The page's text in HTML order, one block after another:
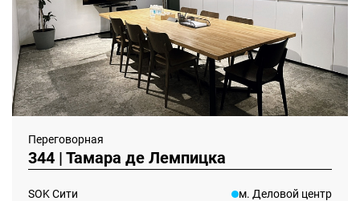
Переговорная
344 | Тамара де Лемпицка
SOK Сити
м. Деловой центр